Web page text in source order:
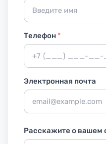
Телефон*
Электронная почта
Расскажите о вашем